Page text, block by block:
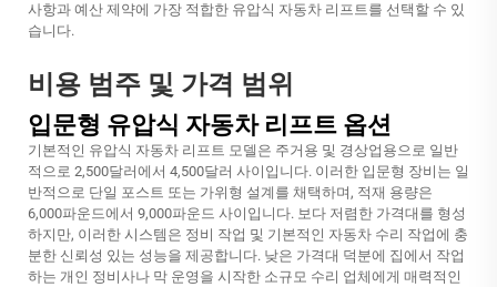
사항과 예산 제약에 가장 적합한 유압식 자동차 리프트를 선택할 수 있
습니다.
비용 범주 및 가격 범위
입문형 유압식 자동차 리프트 옵션
기본적인 유압식 자동차 리프트 모델은 주거용 및 경상업용으로 일반
적으로 2,500달러에서 4,500달러 사이입니다. 이러한 입문형 장비는 일
반적으로 단일 포스트 또는 가위형 설계를 채택하며, 적재 용량은
6,000파운드에서 9,000파운드 사이입니다. 보다 저렴한 가격대를 형성
하지만, 이러한 시스템은 정비 작업 및 기본적인 자동차 수리 작업에 충
분한 신뢰성 있는 성능을 제공합니다. 낮은 가격대 덕분에 집에서 작업
하는 개인 정비사나 막 운영을 시작한 소규모 수리 업체에게 매력적인